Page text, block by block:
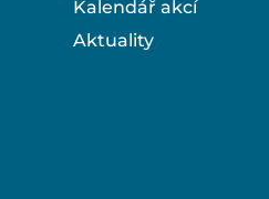
Kalendář akcí
Aktuality